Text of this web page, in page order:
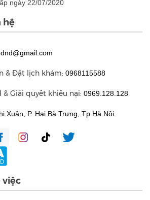
ngày 22/07/2020
hệ
& Đặt lịch khám: 0968115588
& Giải quyết khiếu nại: 0969.128.128
Xuân, P. Hai Bà Trưng, Tp Hà Nội.
việc